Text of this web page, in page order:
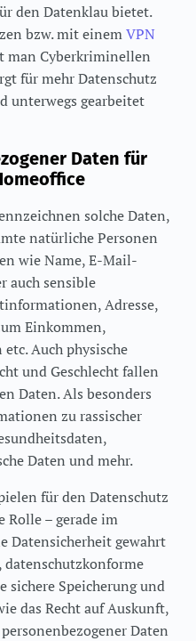
den Datenklau bietet.
bzw. mit einemVPN
man Cyberkriminellen
für mehr Datenschutz
unterwegs gearbeitet
Daten für
solche Daten,
natürliche Personen
wie Name, E-Mail-
auch sensible
Adresse,
Einkommen,
Auch physische
und Geschlecht fallen
Daten. Als besonders
zu rassischer
Daten und mehr.
für den Datenschutz
Rolle – gerade im
Datensicherheit gewahrt
datenschutzkonforme
sichere Speicherung und
das Recht auf Auskunft,
Daten